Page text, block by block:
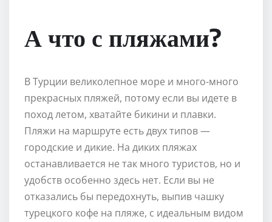
А что с пляжами?
В Турции великолепное море и много-много
прекрасных пляжей, потому если вы идете в
поход летом, хватайте бикини и плавки.
Пляжи на маршруте есть двух типов —
городские и дикие. На диких пляжах
останавливается не так много туристов, но и
удобств особенно здесь нет. Если вы не
отказались бы передохнуть, выпив чашку
турецкого кофе на пляже, с идеальным видом